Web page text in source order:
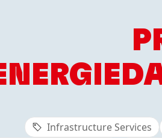
Infrastructure Services